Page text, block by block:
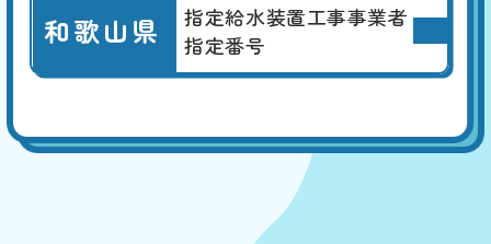
和歌山県
指定給水装置工事事業者
指定番号